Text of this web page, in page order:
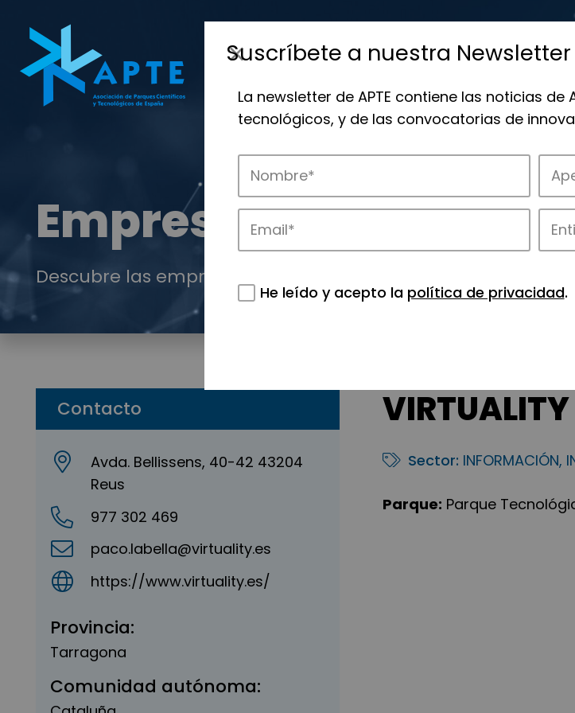
Empresas
Descubre las empresas que impulsan la innovación en los
Contacto
Avda. Bellissens, 40-42 43204
Reus
977 302 469
paco.labella@virtuality.es
https://www.virtuality.es/
Provincia:
Tarragona
Comunidad autónoma:
VIRTUALITY
Sector: INFORMACIÓN,
Parque: Parque
Suscríbete a nuestra Newsletter
La newsletter de APTE contiene las noticias de
tecnológicos, y de las convocatorias de
He leído y acepto la política de privacidad.